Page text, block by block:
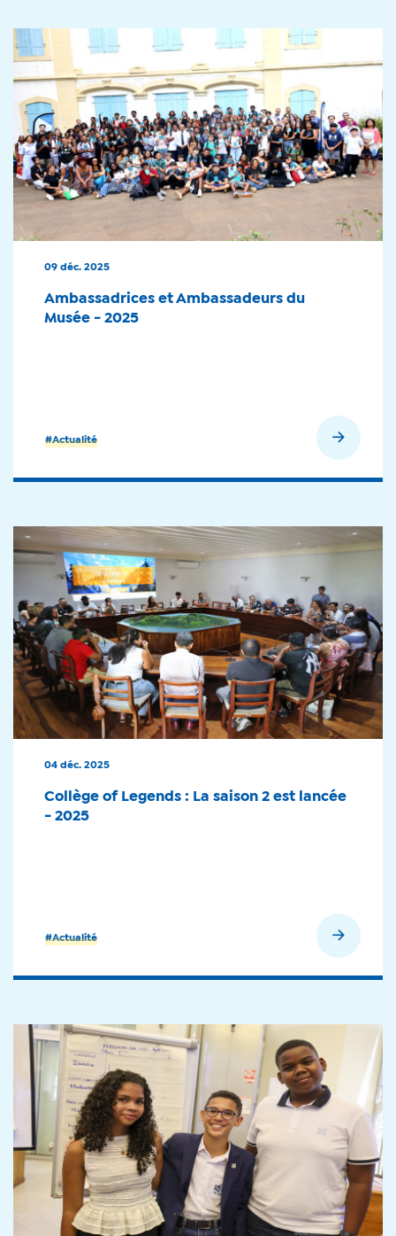
#Actualité
09 déc. 2025
Ambassadrices et Ambassadeurs du
Musée - 2025
#Actualité
04 déc. 2025
Collège of Legends : La saison 2 est lancée
- 2025